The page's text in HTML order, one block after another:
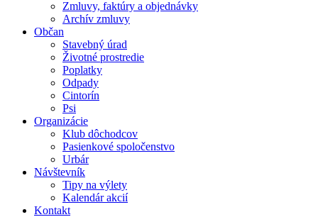
Zmluvy, faktúry a objednávky
Archív zmluvy
Občan
Stavebný úrad
Životné prostredie
Poplatky
Odpady
Cintorín
Psi
Organizácie
Klub dôchodcov
Pasienkové spoločenstvo
Urbár
Návštevník
Tipy na výlety
Kalendár akcií
Kontakt